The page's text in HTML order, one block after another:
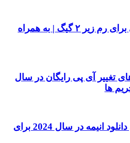
۱۰ بازی پیشنهادی برای رم زیر ۲ گیگ | به همراه
تغییر آی پی رایگان در سال
بهترین برنامه های دانلود انیمه در سال 2024 برای